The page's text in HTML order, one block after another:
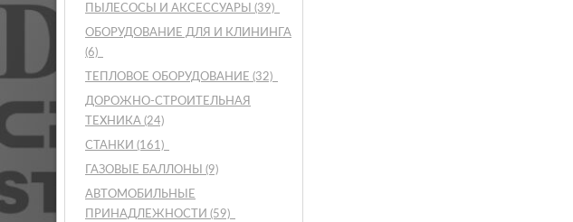
ПЫЛЕСОСЫ И АКСЕССУАРЫ (39)
ОБОРУДОВАНИЕ ДЛЯ И КЛИНИНГА
(6)
ТЕПЛОВОЕ ОБОРУДОВАНИЕ (32)
ДОРОЖНО-СТРОИТЕЛЬНАЯ
ТЕХНИКА (24)
СТАНКИ (161)
ГАЗОВЫЕ БАЛЛОНЫ (9)
АВТОМОБИЛЬНЫЕ
ПРИНАДЛЕЖНОСТИ (59)